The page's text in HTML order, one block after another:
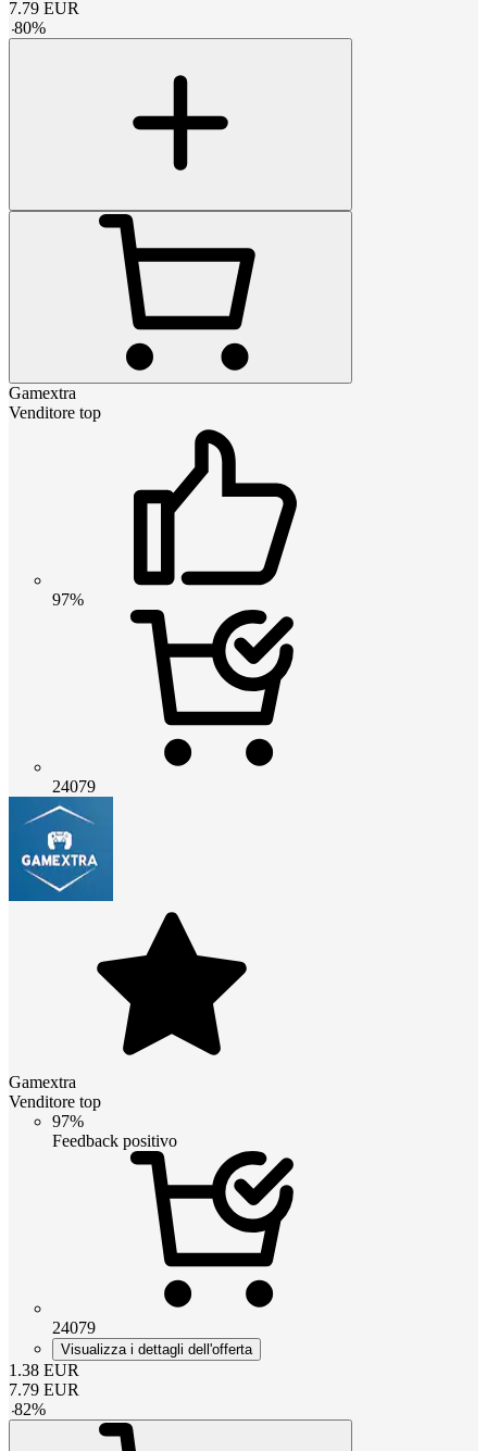
7.79 EUR
-80%
Gamextra
Venditore top
97%
24079
Gamextra
Venditore top
97%
Feedback positivo
24079
Visualizza i dettagli dell'offerta
1.38 EUR
7.79 EUR
-82%